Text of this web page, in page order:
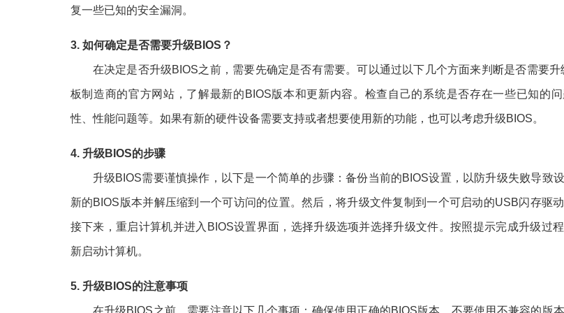
复一些已知的安全漏洞。
3. 如何确定是否需要升级BIOS？
在决定是否升级BIOS之前，需要先确定是否有需要。可以通过以下几个方面来判断是否需要升
板制造商的官方网站，了解最新的BIOS版本和更新内容。检查自己的系统是否存在一些已知的
性、性能问题等。如果有新的硬件设备需要支持或者想要使用新的功能，也可以考虑升级BIOS。
4. 升级BIOS的步骤
升级BIOS需要谨慎操作，以下是一个简单的步骤：备份当前的BIOS设置，以防升级失败导致
新的BIOS版本并解压缩到一个可访问的位置。然后，将升级文件复制到一个可启动的USB闪存驱动
接下来，重启计算机并进入BIOS设置界面，选择升级选项并选择升级文件。按照提示完成升级过
新启动计算机。
5. 升级BIOS的注意事项
在升级BIOS之前，需要注意以下几个事项：确保使用正确的BIOS版本，不要使用不兼容的版